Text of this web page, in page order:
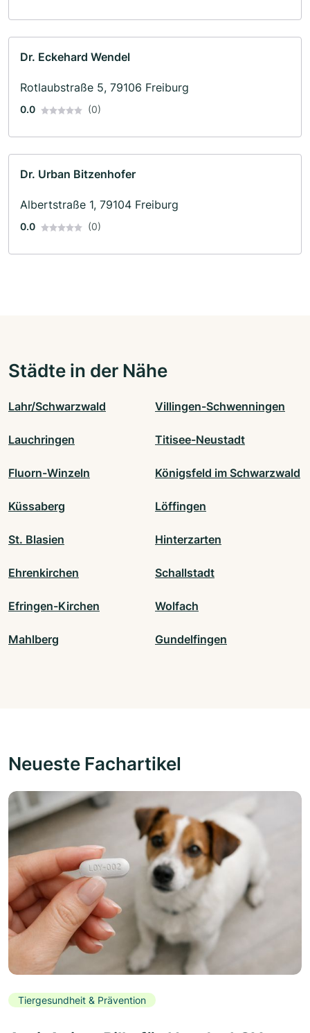
Dr. Eckehard Wendel
Rotlaubstraße 5, 79106 Freiburg
0.0 (0)
Dr. Urban Bitzenhofer
Albertstraße 1, 79104 Freiburg
0.0 (0)
Städte in der Nähe
Lahr/Schwarzwald Villingen-Schwenningen
Lauchringen Titisee-Neustadt
Fluorn-Winzeln Königsfeld im Schwarzwald
Küssaberg Löffingen
St. Blasien Hinterzarten
Ehrenkirchen Schallstadt
Efringen-Kirchen Wolfach
Mahlberg Gundelfingen
Neueste Fachartikel
Tiergesundheit & Prävention